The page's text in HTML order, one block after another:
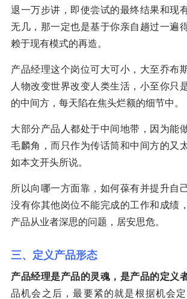
退一万步讲，即使尝试的最终结果和现
无几，那一定也是基于你亲自趟过一遍
赖于现有模式的再造。
产品经理这个岗位可大可小，大至乔布
人物改变世界改变人类生活，小至你只
的中间方，每天陷在焦头烂额的细节中。
大部分产品人都处于中间地带，因为能
毛麟角，而只作为传话筒和中间方的又
如本文开头所说。
所以向哪一方面靠，如何葆有并提升自
没有你其他岗位不能完成的工作和成绩
产品从业者深思的问题，居安思危。
三、定义产品形态
产品经理是产品的灵魂，是产品的定义
品机会之后，最要紧的就是根据机会